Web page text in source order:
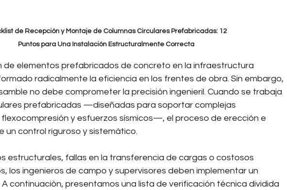
de Recepción y Montaje de Columnas Circulares Prefabricadas: 12
Puntos para Una Instalación Estructuralmente Correcta
de elementos prefabricados de concreto en la infraestructura
radicalmente la eficiencia en los frentes de obra. Sin embargo,
no debe comprometer la precisión ingenieril. Cuando se trabaja
prefabricadas —diseñadas para soportar complejas
y esfuerzos sísmicos—, el proceso de erección e
un control riguroso y sistemático.
estructurales, fallas en la transferencia de cargas o costosos
los ingenieros de campo y supervisores deben implementar un
continuación, presentamos una lista de verificación técnica dividida